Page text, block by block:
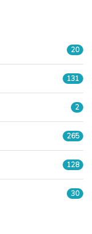
20
131
2
265
128
30